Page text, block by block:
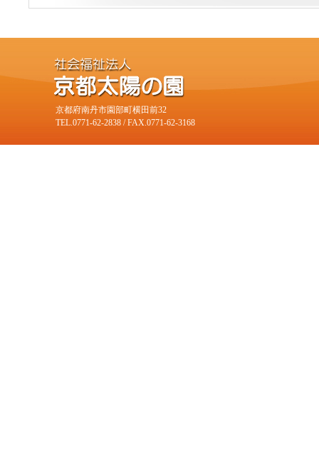
京都府南丹市園部町横田前32
TEL.0771-62-2838 / FAX.0771-62-3168